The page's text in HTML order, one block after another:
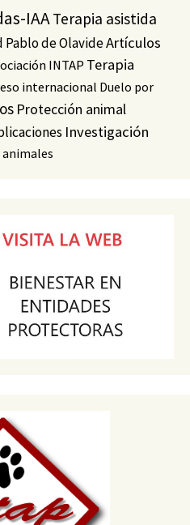
IAATerapia asistida
Pablo de OlavideArtículos
INTAP Terapia
internacional Duelo por
Protección animal
Investigación